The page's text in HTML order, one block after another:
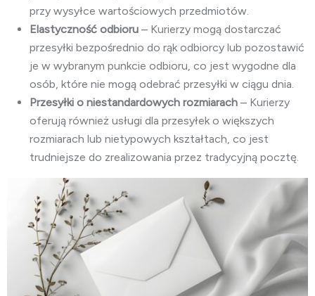
przy wysyłce wartościowych przedmiotów.
Elastyczność odbioru – Kurierzy mogą dostarczać
przesyłki bezpośrednio do rąk odbiorcy lub pozostawić
je w wybranym punkcie odbioru, co jest wygodne dla
osób, które nie mogą odebrać przesyłki w ciągu dnia.
Przesyłki o niestandardowych rozmiarach – Kurierzy
oferują również usługi dla przesyłek o większych
rozmiarach lub nietypowych kształtach, co jest
trudniejsze do zrealizowania przez tradycyjną pocztę.